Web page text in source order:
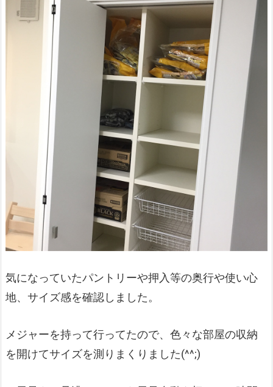
気になっていたパントリーや押入等の奥行や使い心
地、サイズ感を確認しました。
メジャーを持って行ってたので、色々な部屋の収納
を開けてサイズを測りまくりました(^^;)